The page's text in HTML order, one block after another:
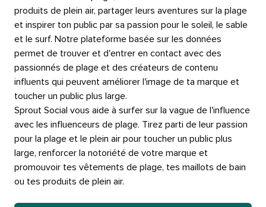
produits de plein air, partager leurs aventures sur la plage
et inspirer ton public par sa passion pour le soleil, le sable
et le surf. Notre plateforme basée sur les données
permet de trouver et d'entrer en contact avec des
passionnés de plage et des créateurs de contenu
influents qui peuvent améliorer l'image de ta marque et
toucher un public plus large.​​
Sprout Social vous aide à surfer sur la vague de l'influence
avec les influenceurs de plage. Tirez parti de leur passion
pour la plage et le plein air pour toucher un public plus
large, renforcer la notoriété de votre marque et
promouvoir tes vêtements de plage, tes maillots de bain
ou tes produits de plein air.​​